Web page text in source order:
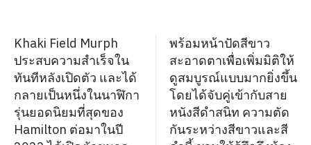
Khaki Field Murph
ประสบความสำเร็จใน
ทันทีหลังเปิดตัว และได้
กลายเป็นหนึ่งในนาฬิกา
รุ่นยอดนิยมที่สุดของ
Hamilton ต่อมาในปี
พร้อมหน้าปัดสีขาว
สะอาดตาเพื่อเพิ่มมิติให้
ดูสมบูรณ์แบบมากยิ่งขึ้น
โดยได้จับคู่เข้ากับสาย
หนังสีดำสนิท ความตัด
กันระหว่างสีขาวและสี